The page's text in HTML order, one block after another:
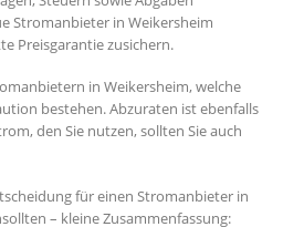
Stromanbieter in Weikersheim
Preisgarantie zusichern.
in Weikersheim, welche
bestehen. Abzuraten ist ebenfalls
den Sie nutzen, sollten Sie auch
für einen Stromanbieter in
– kleine Zusammenfassung: